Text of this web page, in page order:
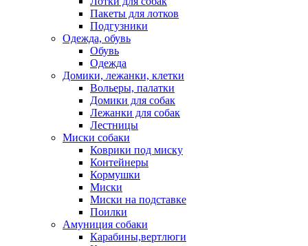
Пакеты для лотков
Подгузники
Одежда, обувь
Обувь
Одежда
Домики, лежанки, клетки
Вольеры, палатки
Домики для собак
Лежанки для собак
Лестницы
Миски собаки
Коврики под миску
Контейнеры
Кормушки
Миски
Миски на подставке
Поилки
Амуниция собаки
Карабины,вертлюги